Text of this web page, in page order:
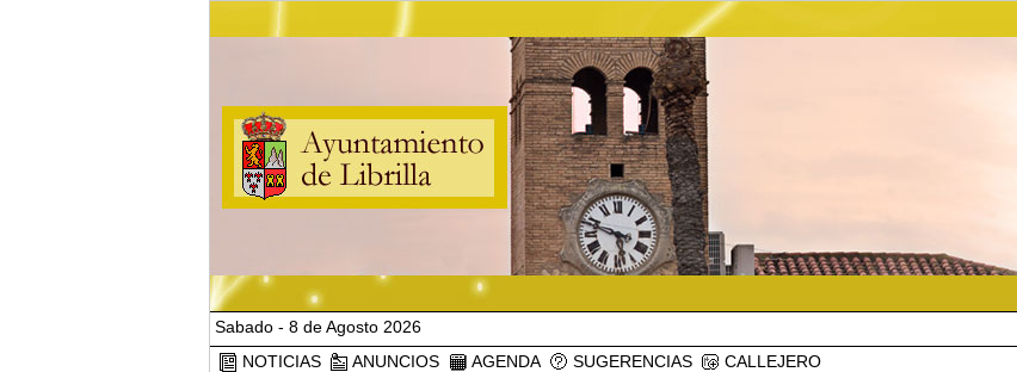
Sabado - 8 de Agosto 2026
NOTICIAS
ANUNCIOS AGENDA SUGERENCIAS CALLEJERO